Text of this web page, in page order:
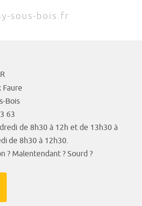
sous-bois.fr
Faure
Bois
63
de 8h30 à 12h et de 13h30 à
de 8h30 à 12h30.
? Malentendant ? Sourd ?